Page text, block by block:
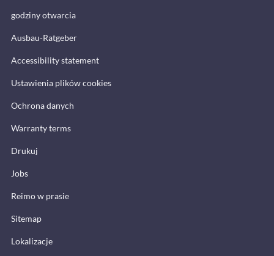
godziny otwarcia
Ausbau-Ratgeber
Accessibility statement
Ustawienia plików cookies
Ochrona danych
Warranty terms
Drukuj
Jobs
Reimo w prasie
Sitemap
Lokalizacje